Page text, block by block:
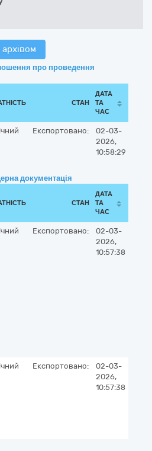
про проведення
СТАН
ДАТА
ТА
ЧАС
Експортовано:
02-03-
2026,
10:58:29
документація
СТАН
ДАТА
ТА
ЧАС
Експортовано:
02-03-
2026,
10:57:38
Експортовано:
02-03-
2026,
10:57:38